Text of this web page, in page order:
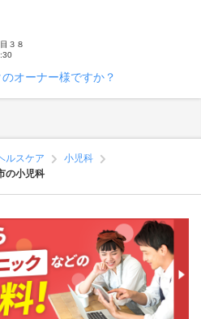
３８
オーナー様ですか？
ルスケア
小児科
の小児科